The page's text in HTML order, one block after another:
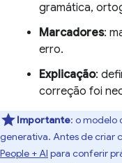
gramática,
Marcadores:
erro.
Explicação:
correção foi
Importante: o modelo
generativa. Antes de criar
People + AI para conferir